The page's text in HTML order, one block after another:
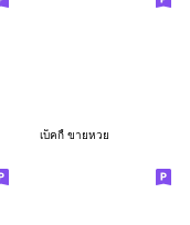
เบ็คกี้ ขายหวย